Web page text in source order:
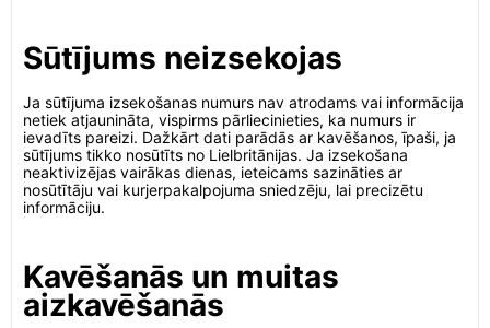
Sūtījums neizsekojas
Ja sūtījuma izsekošanas numurs nav atrodams vai informācija
netiek atjaunināta, vispirms pārliecinieties, ka numurs ir
ievadīts pareizi. Dažkārt dati parādās ar kavēšanos, īpaši, ja
sūtījums tikko nosūtīts no Lielbritānijas. Ja izsekošana
neaktivizējas vairākas dienas, ieteicams sazināties ar
nosūtītāju vai kurjerpakalpojuma sniedzēju, lai precizētu
informāciju.
Kavēšanās un muitas
aizkavēšanās